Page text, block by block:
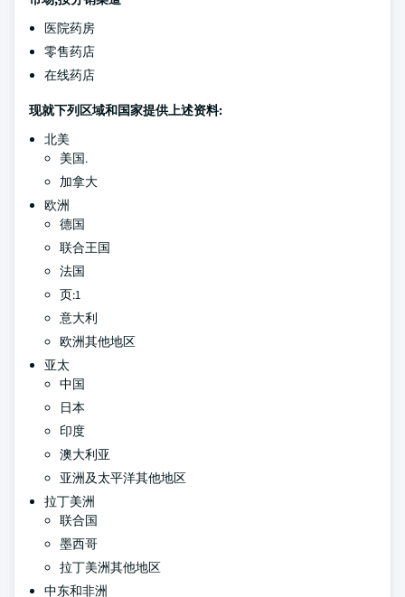
医院药房
零售药店
在线药店
现就下列区域和国家提供上述资料:
北美
美国.
加拿大
欧洲
德国
联合王国
法国
页:1
意大利
欧洲其他地区
亚太
中国
日本
印度
澳大利亚
亚洲及太平洋其他地区
拉丁美洲
联合国
墨西哥
拉丁美洲其他地区
中东和非洲